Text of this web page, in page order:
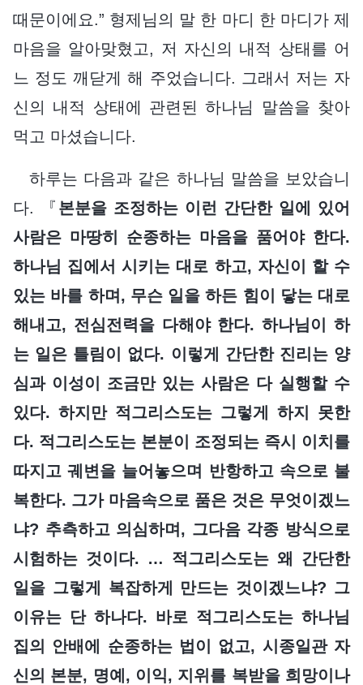
때문이에요.” 형제님의 말 한 마디 한 마디가 제
마음을 알아맞혔고, 저 자신의 내적 상태를 어
느 정도 깨닫게 해 주었습니다. 그래서 저는 자
신의 내적 상태에 관련된 하나님 말씀을 찾아
먹고 마셨습니다.
하루는 다음과 같은 하나님 말씀을 보았습니
다. 『 본분을 조정하는 이런 간단한 일에 있어
사람은 마땅히 순종하는 마음을 품어야 한다.
하나님 집에서 시키는 대로 하고, 자신이 할 수
있는 바를 하며, 무슨 일을 하든 힘이 닿는 대로
해내고, 전심전력을 다해야 한다. 하나님이 하
는 일은 틀림이 없다. 이렇게 간단한 진리는 양
심과 이성이 조금만 있는 사람은 다 실행할 수
있다. 하지만 적그리스도는 그렇게 하지 못한
다. 적그리스도는 본분이 조정되는 즉시 이치를
따지고 궤변을 늘어놓으며 반항하고 속으로 불
복한다. 그가 마음속으로 품은 것은 무엇이겠느
냐? 추측하고 의심하며, 그다음 각종 방식으로
시험하는 것이다. … 적그리스도는 왜 간단한
일을 그렇게 복잡하게 만드는 것이겠느냐? 그
이유는 단 하나다. 바로 적그리스도는 하나님
집의 안배에 순종하는 법이 없고, 시종일관 자
신의 본분, 명예, 이익, 지위를 복받을 희망이나